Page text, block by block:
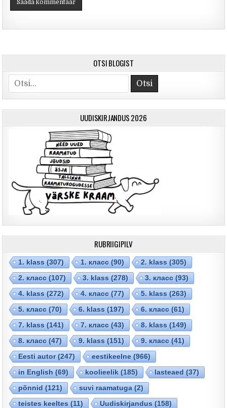
OTSI BLOGIST
Otsi
UUDISKIRJANDUS 2026
RUBRIIGIPILV
1. klass (307) 1. класс (90) 2. klass (305)
2. класс (107) 3. klass (278) 3. класс (93)
4. klass (272) 4. класс (77) 5. klass (263)
5. класс (70) 6. klass (197) 6. класс (61)
7. klass (141) 7. класс (43) 8. klass (149)
8. класс (47) 9. klass (151) 9. класс (41)
Eesti autor(247) eestikeelne (966)
in English (69) koolieelik (185) lasteaed (37)
põnnid (121) suvi raamatuga (2)
teistes keeltes (11) Uudiskirjandus (158)